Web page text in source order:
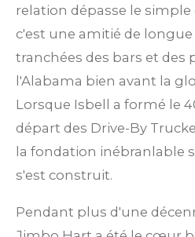
relation dépasse le
c'est une amitié de longue
tranchées des bars et des
l'Alabama bien avant la
Lorsque Isbell a formé le
départ des Drive-By
la fondation inébranlable
s'est construit.
Pendant plus d'une